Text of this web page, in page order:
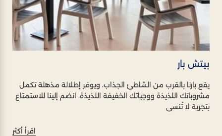
بيتش بار
يقع بارنا بالقرب من الشاطئ الجذاب، ويوفر إطلالة مذهلة تكمل
مشروباتك اللذيذة ووجباتك الخفيفة اللذيذة. انضم إلينا للاستمتاع
بتجربة لا تُنسى
اقرأ أكثر